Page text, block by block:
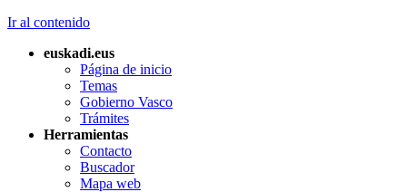
Ir al contenido
euskadi.eus
Página de inicio
Temas
Gobierno Vasco
Trámites
Herramientas
Contacto
Buscador
Mapa web